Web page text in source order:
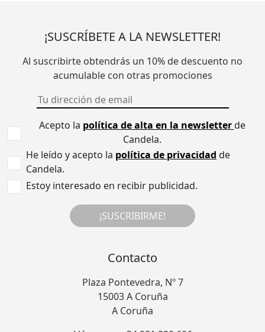
¡SUSCRÍBETE A LA NEWSLETTER!
Al suscribirte obtendrás un 10% de descuento no
acumulable con otras promociones
Acepto la política de alta en la newsletterde
Candela.
He leído y acepto la política de privacidad de
Candela.
Estoy interesado en recibir publicidad.
¡SUSCRIBIRME!
Contacto
Plaza Pontevedra, Nº 7
15003 A Coruña
A Coruña